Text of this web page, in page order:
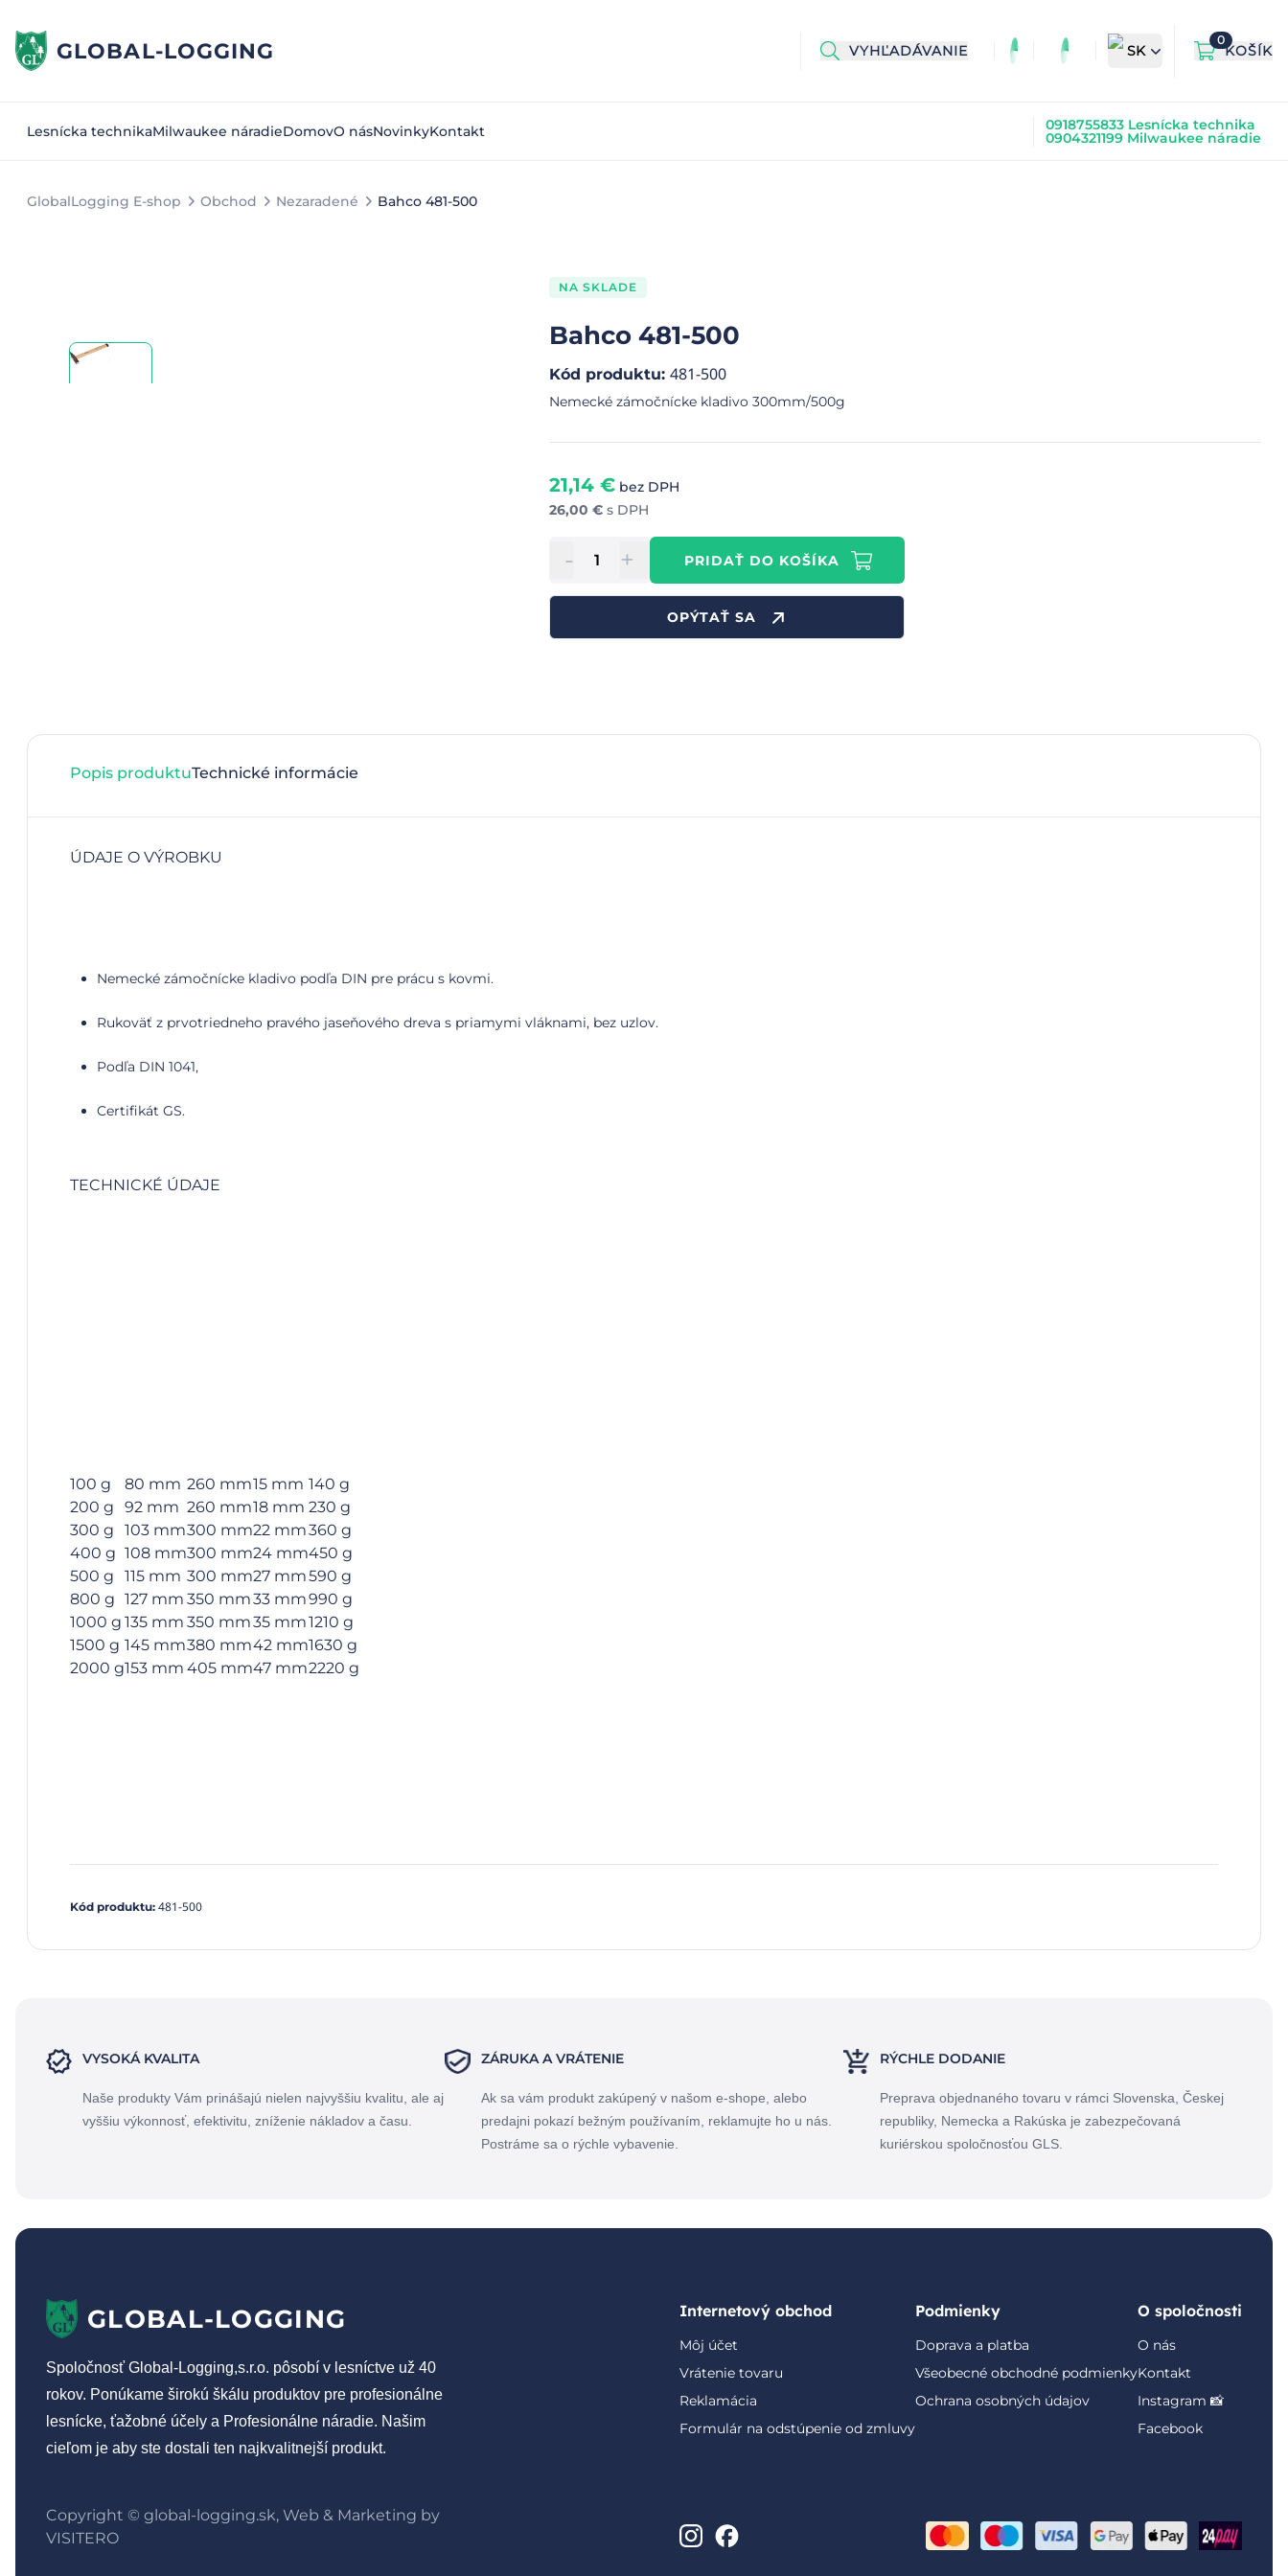
GLOBAL-LOGGING VYHĽADÁVANIE SK
0
KOŠÍK
Lesnícka technikaMilwaukee náradieDomovO násNovinkyKontakt 0918755833 Lesnícka technika
0904321199 Milwaukee náradie
GlobalLogging E-shop Obchod Nezaradené Bahco 481-500
NA SKLADE
Bahco 481-500
Kód produktu: 481-500
Nemecké zámočnícke kladivo 300mm/500g
21,14 € bez DPH
26,00 € s DPH
- + PRIDAŤ DO KOŠÍKA
OPÝTAŤ SA
Popis produktuTechnické informácie
ÚDAJE O VÝROBKU
Nemecké zámočnícke kladivo podľa DIN pre prácu s kovmi.
Rukoväť z prvotriedneho pravého jaseňového dreva s priamymi vláknami, bez uzlov.
Podľa DIN 1041,
Certifikát GS.
TECHNICKÉ ÚDAJE
100 g 80 mm 260 mm15 mm 140 g
200 g
92 mm 260 mm18 mm 230 g
300 g
103 mm300 mm22 mm360 g
400 g 108 mm300 mm24 mm450 g
500 g
115 mm 300 mm27 mm590 g
800 g 127 mm 350 mm33 mm990 g
1000 g 135 mm 350 mm35 mm1210 g
1500 g 145 mm380 mm42 mm1630 g
2000 g153 mm 405 mm47 mm2220 g
Kód produktu: 481-500
VYSOKÁ KVALITA
Naše produkty Vám prinášajú nielen najvyššiu kvalitu, ale aj
vyššiu výkonnosť, efektivitu, zníženie nákladov a času.
ZÁRUKA A VRÁTENIE
Ak sa vám produkt zakúpený v našom e-shope, alebo
predajni pokazí bežným používaním, reklamujte ho u nás.
Postráme sa o rýchle vybavenie.
RÝCHLE DODANIE
Preprava objednaného tovaru v rámci Slovenska, Českej
republiky, Nemecka a Rakúska je zabezpečovaná
kuriérskou spoločnosťou GLS.
GLOBAL-LOGGING
Spoločnosť Global-Logging,s.r.o. pôsobí v lesníctve už 40
rokov. Ponúkame širokú škálu produktov pre profesionálne
lesnícke, ťažobné účely a Profesionálne náradie. Našim
cieľom je aby ste dostali ten najkvalitnejší produkt.
Copyright © global-logging.sk, Web & Marketing by
VISITERO
Internetový obchod
Môj účet
Vrátenie tovaru
Reklamácia
Formulár na odstúpenie od zmluvy
Podmienky
Doprava a platba
Všeobecné obchodné podmienky
Ochrana osobných údajov
O spoločnosti
O nás
Kontakt
Instagram 📸
Facebook